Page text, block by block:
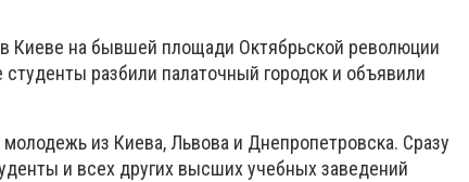
в Киеве на бывшей площади Октябрьской революции
разбили палаточный городок и объявили
из Киева, Львова и Днепропетровска. Сразу
и всех других высших учебных заведений